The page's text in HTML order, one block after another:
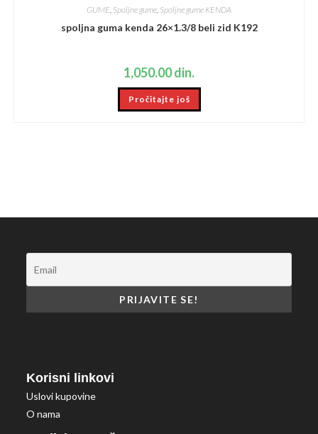
GUME, Spoljne gume, Spoljne gume KENDA
spoljna guma kenda 26×1.3/8 beli zid K192
1,050.00din.
Pročitajte još
Korisni linkovi
Uslovi kupovine
O nama